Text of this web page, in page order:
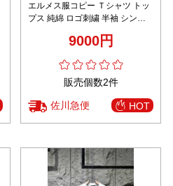
エルメス服コピー Ｔシャツ トッ
プス 純綿 ロゴ刺繍 半袖 シンプ
9000円
販売個数2件
佐川急便 HOT